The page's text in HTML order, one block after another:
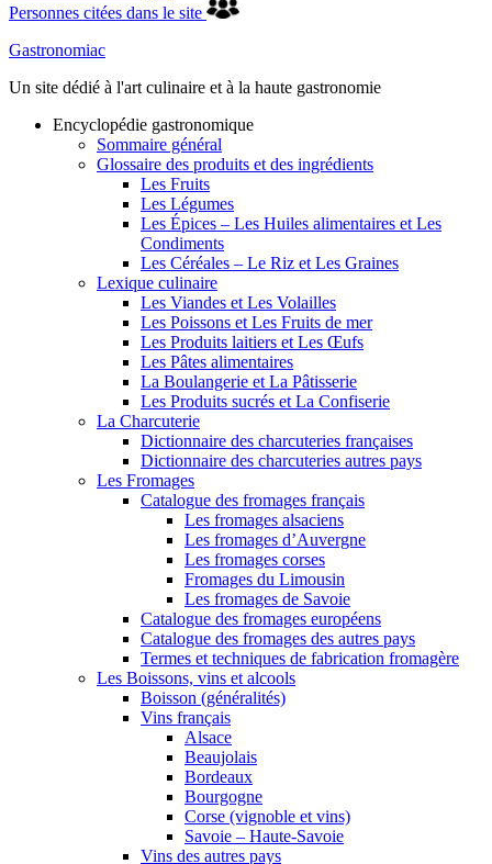
Personnes citées dans le site
Gastronomiac
Un site dédié à l'art culinaire et à la haute gastronomie
Encyclopédie gastronomique
Sommaire général
Glossaire des produits et des ingrédients
Les Fruits
Les Légumes
Les Épices – Les Huiles alimentaires et Les
Condiments
Les Céréales – Le Riz et Les Graines
Lexique culinaire
Les Viandes et Les Volailles
Les Poissons et Les Fruits de mer
Les Produits laitiers et Les Œufs
Les Pâtes alimentaires
La Boulangerie et La Pâtisserie
Les Produits sucrés et La Confiserie
La Charcuterie
Dictionnaire des charcuteries françaises
Dictionnaire des charcuteries autres pays
Les Fromages
Catalogue des fromages français
Les fromages alsaciens
Les fromages d’Auvergne
Les fromages corses
Fromages du Limousin
Les fromages de Savoie
Catalogue des fromages européens
Catalogue des fromages des autres pays
Termes et techniques de fabrication fromagère
Les Boissons, vins et alcools
Boisson (généralités)
Vins français
Alsace
Beaujolais
Bordeaux
Bourgogne
Corse (vignoble et vins)
Savoie – Haute-Savoie
Vins des autres pays